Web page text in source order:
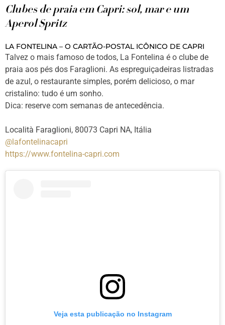
Clubes de praia em Capri: sol, mar e um
Aperol Spritz
LA FONTELINA – O CARTÃO-POSTAL ICÔNICO DE CAPRI
Talvez o mais famoso de todos, La Fontelina é o clube de
praia aos pés dos Faraglioni. As espreguiçadeiras listradas
de azul, o restaurante simples, porém delicioso, o mar
cristalino: tudo é um sonho.
Dica: reserve com semanas de antecedência.
Località Faraglioni, 80073 Capri NA, Itália
@lafontelinacapri
https://www.fontelina-capri.com
Veja esta publicação no Instagram